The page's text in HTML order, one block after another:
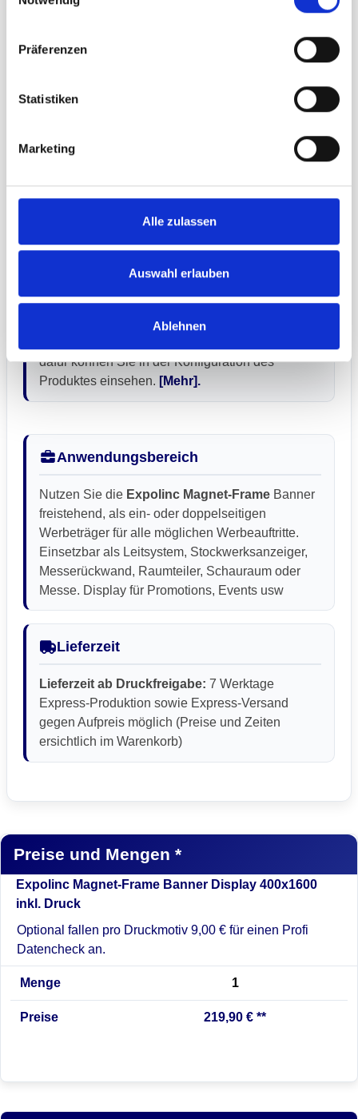
Präferenzen
Statistiken
Marketing
Alle zulassen
Auswahl erlauben
Ablehnen
zertifiziert nach DIN 4102 (schwer entflammbar).
Gerne übernimmt unsere Grafikabteilung die
dafür können Sie in der Konfiguration des
Produktes einsehen. [Mehr].
Anwendungsbereich
Nutzen Sie die Expolinc Magnet-Frame Banner
freistehend, als ein- oder doppelseitigen
Werbeträger für alle möglichen Werbeauftritte.
Einsetzbar als Leitsystem, Stockwerksanzeiger,
Messerückwand, Raumteiler, Schauraum oder
Messe. Display für Promotions, Events usw
Lieferzeit
Lieferzeit ab Druckfreigabe: 7 Werktage
Express-Produktion sowie Express-Versand
gegen Aufpreis möglich (Preise und Zeiten
ersichtlich im Warenkorb)
Preise und Mengen *
Expolinc Magnet-Frame Banner Display 400x1600
inkl. Druck
Optional fallen pro Druckmotiv 9,00 € für einen Profi
Datencheck an.
Menge 1
Preise 219,90 € **